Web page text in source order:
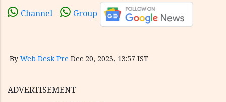
Channel Group
By Web Desk Pre Dec 20, 2023, 13:57 IST
ADVERTISEMENT